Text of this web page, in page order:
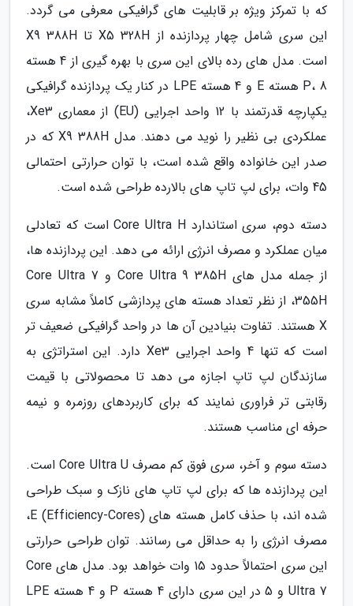
که با تمرکز ویژه بر قابلیت های گرافیکی معرفی می گردد.
این سری شامل چهار پردازنده از X5 328H تا X9 388H
است. مدل های رده بالای این سری با بهره گیری از 4 هسته
P، 8 هسته E و 4 هسته LPE در کنار یک پردازنده گرافیکی
یکپارچه قدرتمند با 12 واحد اجرایی (EU) از معماری Xe3،
عملکردی بی نظیر را نوید می دهند. مدل X9 388H که در
صدر این خانواده واقع شده است، با توان حرارتی احتمالی
45 وات، برای لپ تاپ های بالارده طراحی شده است.
دسته دوم، سری استاندارد Core Ultra H است که تعادلی
میان عملکرد و مصرف انرژی ارائه می دهد. این پردازنده ها،
از جمله مدل های Core Ultra 9 385H و Core Ultra 7
355H، از نظر تعداد هسته های پردازشی کاملاً مشابه سری
X هستند. تفاوت بنیادین آن ها در واحد گرافیکی ضعیف تر
است که تنها 4 واحد اجرایی Xe3 دارد. این استراتژی به
سازندگان لپ تاپ اجازه می دهد تا محصولاتی با قیمت
رقابتی تر فراوری نمایند که برای کاربردهای روزمره و نیمه
حرفه ای مناسب هستند.
دسته سوم و آخر، سری فوق کم مصرف Core Ultra U است.
این پردازنده ها که برای لپ تاپ های نازک و سبک طراحی
شده اند، با حذف کامل هسته های E (Efficiency-Cores)،
مصرف انرژی را به حداقل می رسانند. توان طراحی حرارتی
این سری احتمالاً حدود 15 وات خواهد بود. مدل های Core
Ultra 7 و 5 در این سری دارای 4 هسته P و 4 هسته LPE